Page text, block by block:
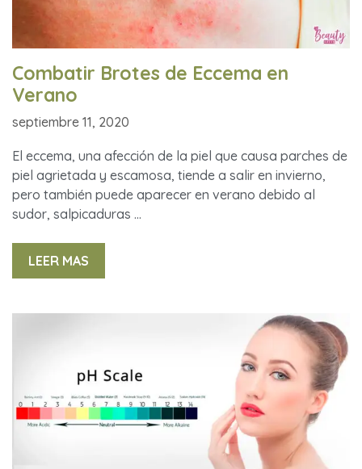
Combatir Brotes de Eccema en
Verano
septiembre 11, 2020
El eccema, una afección de la piel que causa parches de
piel agrietada y escamosa, tiende a salir en invierno,
pero también puede aparecer en verano debido al
sudor, salpicaduras …
LEER MAS